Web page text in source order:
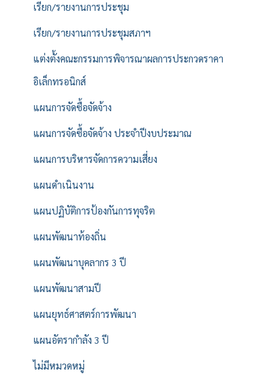
เรียก/รายงานการประชุม
เรียก/รายงานการประชุมสภาฯ
แต่งตั้งคณะกรรมการพิจารณาผลการประกวดราคา
อิเล็กทรอนิกส์
แผนการจัดซื้อจัดจ้าง
แผนการจัดซื้อจัดจ้าง ประจำปีงบประมาณ
แผนการบริหารจัดการความเสี่ยง
แผนดำเนินงาน
แผนปฏิบัติการป้องกันการทุจริต
แผนพัฒนาท้องถิ่น
แผนพัฒนาบุคลากร 3 ปี
แผนพัฒนาสามปี
แผนยุทธ์ศาสตร์การพัฒนา
แผนอัตรากำลัง 3 ปี
ไม่มีหมวดหมู่